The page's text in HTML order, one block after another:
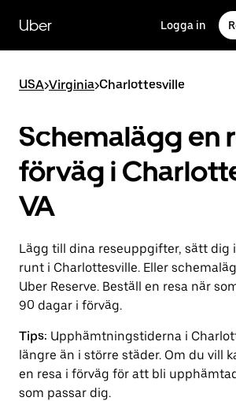
huvudinnehållet
Uber Logga in
USA>Virginia>Charlottesville
Schemalägg en
förväg i
VA
Lägg till dina reseuppgifter, sätt dig
runt i Charlottesville. Eller
Uber Reserve. Beställ en resa när
90 dagar i förväg.
Tips: Upphämtningstiderna i
längre än i större städer. Om du vill
en resa i förväg för att bli
som passar dig.